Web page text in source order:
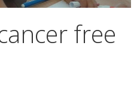
free